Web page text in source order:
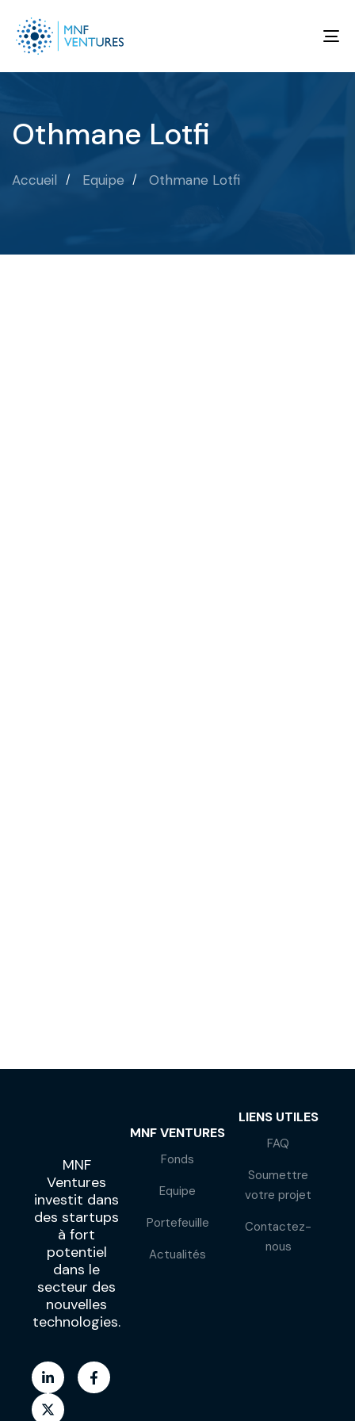
Othmane Lotfi
Accueil Equipe Othmane Lotfi
MNF
Ventures
investit dans
des startups
à fort
potentiel
dans le
secteur des
nouvelles
technologies.
MNF VENTURES
Fonds
Equipe
Portefeuille
Actualités
LIENS UTILES
FAQ
Soumettre
votre projet
Contactez-
nous